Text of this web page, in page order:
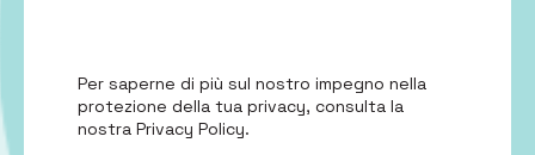
Per saperne di più sul nostro impegno nella
protezione della tua privacy, consulta la
nostra Privacy Policy.